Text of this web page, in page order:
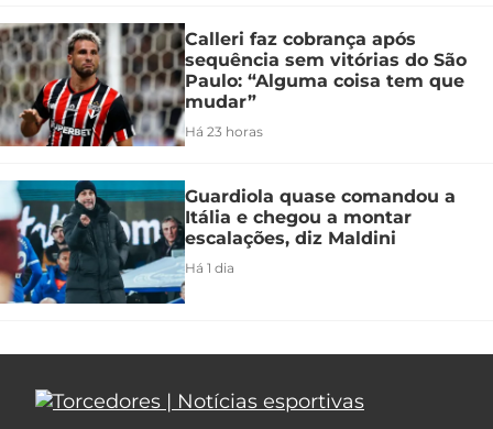
Calleri faz cobrança após
sequência sem vitórias do São
Paulo: “Alguma coisa tem que
mudar”
Há 23 horas
Guardiola quase comandou a
Itália e chegou a montar
escalações, diz Maldini
Há 1 dia